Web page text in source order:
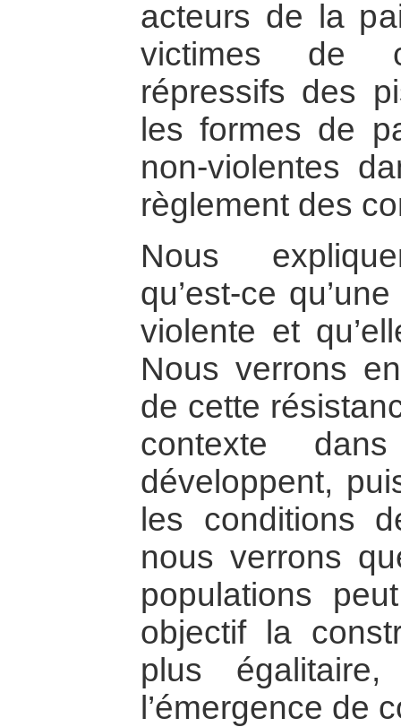
acteurs de la
victimes de
répressifs des
les formes de
non-violentes
règlement des
Nous
qu’est-ce
violente et
Nous verrons
de cette
contexte
développent,
les conditions
nous verrons
populations
objectif la
plus
l’émergence de